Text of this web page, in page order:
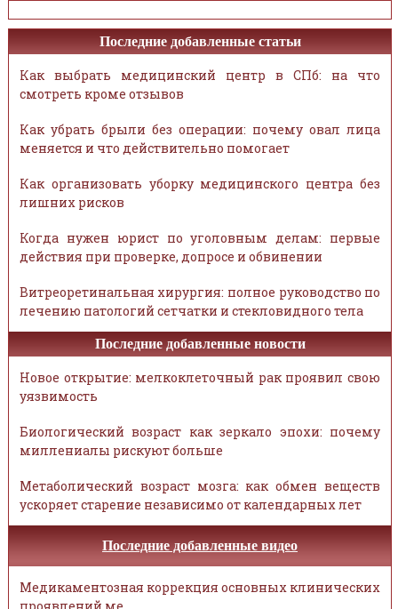
Последние добавленные статьи
Как выбрать медицинский центр в СПб: на что
смотреть кроме отзывов
Как убрать брыли без операции: почему овал лица
меняется и что действительно помогает
Как организовать уборку медицинского центра без
лишних рисков
Когда нужен юрист по уголовным делам: первые
действия при проверке, допросе и обвинении
Витреоретинальная хирургия: полное руководство по
лечению патологий сетчатки и стекловидного тела
Последние добавленные новости
Новое открытие: мелкоклеточный рак проявил свою
уязвимость
Биологический возраст как зеркало эпохи: почему
миллениалы рискуют больше
Метаболический возраст мозга: как обмен веществ
ускоряет старение независимо от календарных лет
Последние добавленные видео
Медикаментозная коррекция основных клинических